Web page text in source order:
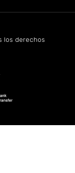
los derechos